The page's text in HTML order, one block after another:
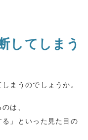
してしまう
まうのでしょうか。
は、
る」といった見た目の